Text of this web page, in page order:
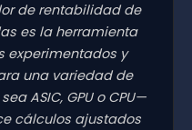
de rentabilidad de
es la herramienta
experimentados y
una variedad de
ASIC, GPU o CPU—
cálculos ajustados